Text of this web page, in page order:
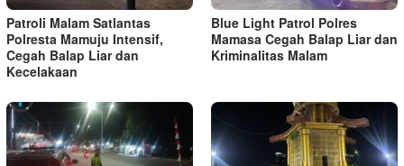
Patroli Malam Satlantas
Polresta Mamuju Intensif,
Cegah Balap Liar dan
Kecelakaan
Blue Light Patrol Polres
Mamasa Cegah Balap Liar dan
Kriminalitas Malam